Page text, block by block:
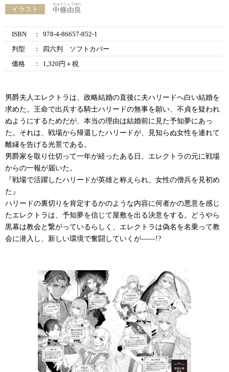
イラスト 中條由良
ちゅうじょうゆら
ISBN ：
978-4-86657-852-1
判型
：
四六判 ソフトカバー
価格
： 1,320円＋税
男爵夫人エレクトラは、政略結婚の直後に夫ハリードへ白い結婚を
求めた。王命で出兵する騎士ハリードの無事を願い、不貞を疑われ
ぬようにするためだが、本当の理由は結婚前に見た予知夢にあっ
た。それは、戦場から帰還したハリードが、見知らぬ女性を連れて
離縁を告げる光景である。
男爵家を取り仕切って一年が経ったある日、エレクトラの元に戦場
からの一報が届いた。
『戦場で活躍したハリードが英雄と称えられ、女性の僧兵を見初め
た』
ハリードの裏切りを肯定するかのような内容に何者かの悪意を感じ
たエレクトラは、予知夢を信じて屋敷を出る決意をする。どうやら
黒幕は教会と繋がっているらしく、エレクトラは偽名を名乗って教
会に潜入し、新しい環境で奮闘していくが――!?